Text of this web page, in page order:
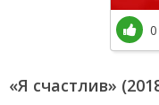
«Я счастлив»
0